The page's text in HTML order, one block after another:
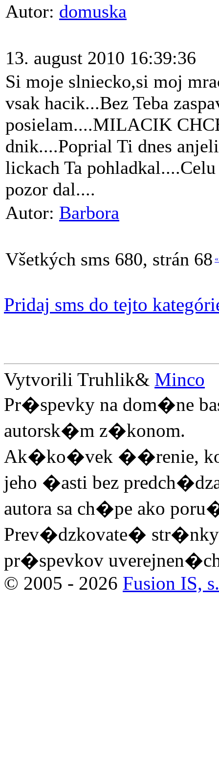
Autor: domuska
13. august 2010 16:39:36
Si moje slniecko,si moj
vsak hacik...Bez Teba
posielam....MILACIK
dnik....Poprial Ti dnes
lickach Ta
pozor dal....
Autor: Barbora
Všetkých sms 680, strán 68
Pridaj sms do tejto
Vytvorili Truhlik& Minco
Pr�spevky na dom�ne
autorsk�m z�konom.
Ak�ko�vek ��renie,
jeho �asti bez
autora sa ch�pe ako
Prev�dzkovate� str�nky
pr�spevkov
© 2005 - 2026 Fusion IS,